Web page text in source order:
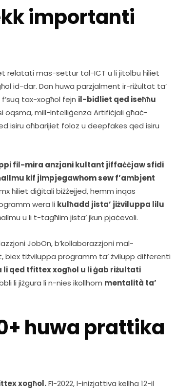
importanti
relatati mas-settur tal-ICT u li jitolbu ħiliet
f’suq tax-xogħol fejn il-bidliet qed iseħħu
oqsma, mill-Intelliġenza Artifiċjali għaċ-
isiru aħbarijiet foloz u deepfakes qed isiru
fil-mira anzjani kultant jiffaċċjaw sfidi
kif jimpjegawhom sew f’ambjent
ħiliet diġitali biżżejjed, hemm inqas
wera li kulħadd jista’ jiżviluppa lilu
u li t-tagħlim jista’ jkun pjaċevoli.
JobOn, b’kollaborazzjoni mal-
tiżviluppa programm ta’ żvilupp differenti
li qed tfittex xogħol u li ġab riżultati
li jiżgura li n-nies ikollhom mentalità ta’
huwa prattika
xogħol. Fl-2022, l-inizjattiva kellha 12-il